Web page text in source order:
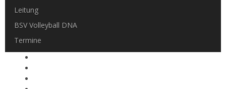
Leitung
BSV Volleyball DNA
Termine